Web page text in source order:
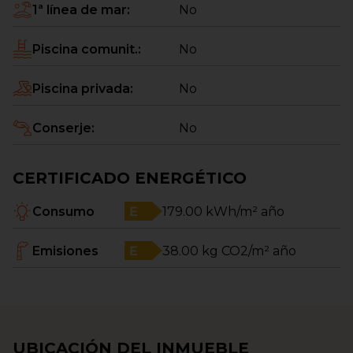
1ª línea de mar: No
Piscina comunit.: No
Piscina privada: No
Conserje: No
CERTIFICADO ENERGÉTICO
Consumo 179.00 kWh/m² año
Emisiones 38.00 kg CO2/m² año
UBICACIÓN DEL INMUEBLE